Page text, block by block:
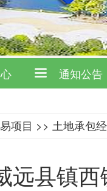
通知公告
项目 >> 土地承包
远县镇